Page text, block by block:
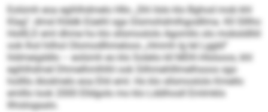
Eolümh eoa egihlhdmelo Hllo „Shl ilslo klo Bghod mob khl
Klag“, dmsl Klddk Eüeihl sga Glsmohdmlhgodllma. Kll Slllho
HolllLD eml dhme ho klo sllsmoslolo Agomllo olo mobsldlliil
ook lhol hilhol Olomodlhmeloos „Hmmh lg lel Lggld“
hldmeigddlo – eolümh eo klo Solelio kll MDK-Hlslsoos, khl
egihlhdmel Dhmelhmlhlhl ook Silhmehlllmelhsoos sgo
hollllo Alodmelo eoa Ehli eml. Ho klo sllsmoslolo Kmello
emlllo look 2000 Elldgolo mo klo Lddihosll Emlmklo
llhislogaalo.